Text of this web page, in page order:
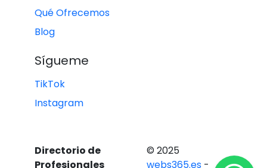
Qué Ofrecemos
Blog
Sígueme
TikTok
Instagram
Directorio de
Profesionales
© 2025
webs365.es -